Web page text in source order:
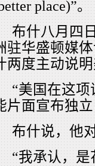
place)”。
布什八月四
驻华盛顿媒
两度主动说
“美国在这项
片面宣布独
布什说，他
“我承认，